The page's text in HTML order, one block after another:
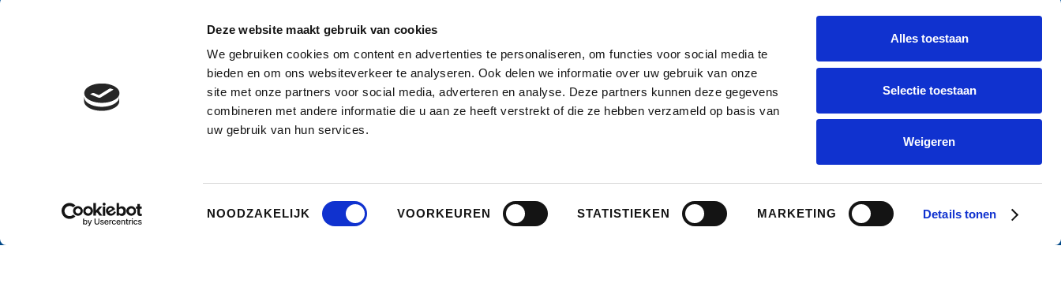
Deze website maakt gebruik van cookies
We gebruiken cookies om content en advertenties te personaliseren, om functies voor social media te
bieden en om ons websiteverkeer te analyseren. Ook delen we informatie over uw gebruik van onze
site met onze partners voor social media, adverteren en analyse. Deze partners kunnen deze gegevens
combineren met andere informatie die u aan ze heeft verstrekt of die ze hebben verzameld op basis van
uw gebruik van hun services.
NOODZAKELIJK VOORKEUREN STATISTIEKEN MARKETING Details tonen
Alles toestaan
Selectie toestaan
Weigeren
Contact
Schade melden
Privacy statement
Toegankelijkheidsverklaring
Extra informatie
Tarieven
Dienstenwijzer